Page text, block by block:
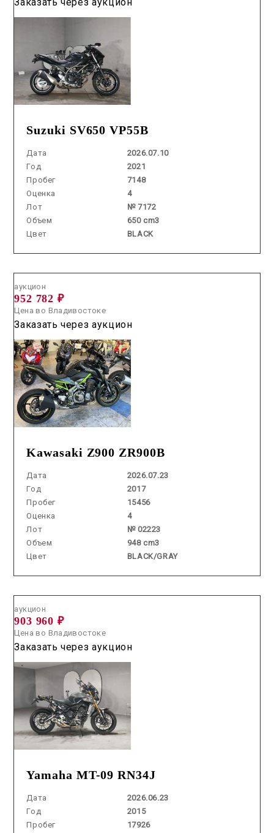
Suzuki SV650 VP55B
Дата
2026.07.10
Год
2021
Пробег
7148
Оценка
4
Лот
№ 7172
Объем
650 cm3
Цвет
BLACK
Kawasaki Z900 ZR900B
Дата
2026.07.23
Год
2017
Пробег
15456
Оценка
4
Лот
№ 02223
Объем
948 cm3
Цвет
BLACK/GRAY
аукцион
952 782 ₽
Цена во Владивостоке
Заказать через аукцион
Yamaha MT-09 RN34J
Дата
2026.06.23
Год
2015
Пробег
17926
аукцион
903 960 ₽
Цена во Владивостоке
Заказать через аукцион